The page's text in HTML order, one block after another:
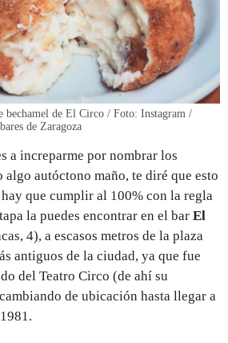
bechamel de El Circo / Foto: Instagram /
de Zaragoza
a increparme por nombrar los
algo autóctono maño, te diré que esto
hay que cumplir al 100% con la regla
la puedes encontrar en el bar El
4), a escasos metros de la plaza
antiguos de la ciudad, ya que fue
del Teatro Circo (de ahí su
de ubicación hasta llegar a